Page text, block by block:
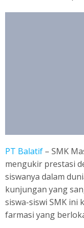
PT Balatif – SMK
mengukir prestasi
siswanya dalam
kunjungan yang
siswa-siswi SMK ini
farmasi yang